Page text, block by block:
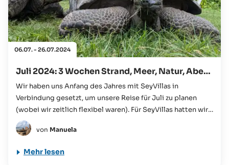
06.07. - 26.07.2024
Juli 2024: 3 Wochen Strand, Meer, Natur, Abenteuer!
Wir haben uns Anfang des Jahres mit SeyVillas in
Verbindung gesetzt, um unsere Reise für Juli zu planen
(wobei wir zeitlich flexibel waren). Für SeyVillas hatten wir
uns entschieden, da wir unbedingt auch nach Bird Island
wollten und ...
von Manuela
Mehr lesen